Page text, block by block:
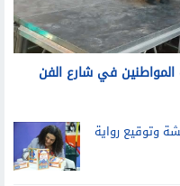
في شارع الفن
وتوقيع رواية